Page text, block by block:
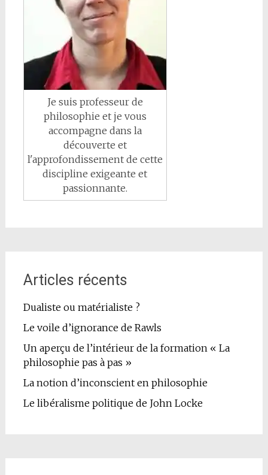
Je suis professeur de
philosophie et je vous
accompagne dans la
découverte et
l'approfondissement de cette
discipline exigeante et
passionnante.
Articles récents
Dualiste ou matérialiste ?
Le voile d’ignorance de Rawls
Un aperçu de l’intérieur de la formation « La
philosophie pas à pas »
La notion d’inconscient en philosophie
Le libéralisme politique de John Locke